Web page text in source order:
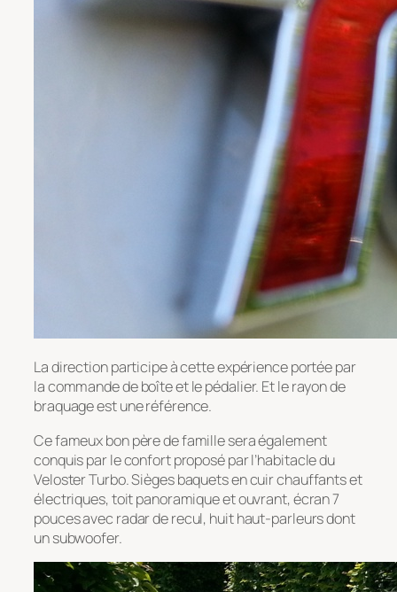
La direction participe à cette expérience portée par
la commande de boîte et le pédalier. Et le rayon de
braquage est une référence.
Ce fameux bon père de famille sera également
conquis par le confort proposé par l’habitacle du
Veloster Turbo. Sièges baquets en cuir chauffants et
électriques, toit panoramique et ouvrant, écran 7
pouces avec radar de recul, huit haut-parleurs dont
un subwoofer.